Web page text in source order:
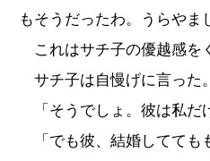
もそうだったわ。うらやま
これはサチ子の優越感を
サチ子は自慢げに言った。
「そうでしょ。彼は私だ
「でも彼、結婚してても